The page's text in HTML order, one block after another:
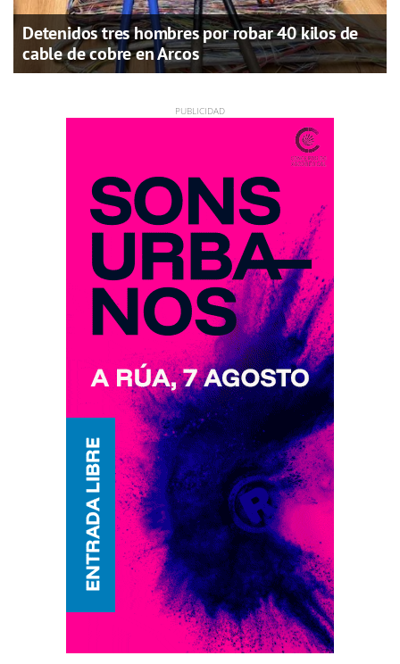
Detenidos tres hombres por robar 40 kilos de
cable de cobre en Arcos